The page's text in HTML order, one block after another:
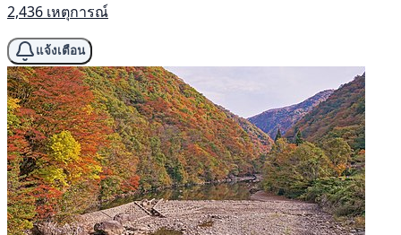
2,436 เหตุการณ์
แจ้งเตือน